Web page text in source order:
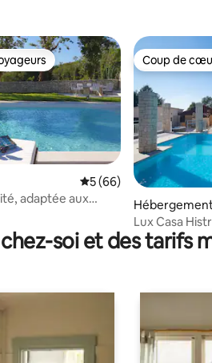
de 117 commentaires : 5 sur 5
les plus appréciés
Évaluation moyenne
5 (66)
adaptée aux
Coup de
Coup de
Lux Casa
et jacuzzi
soi et des tarifs